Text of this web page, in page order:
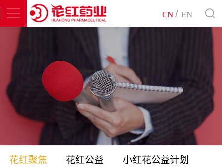
CN/ EN
花红聚焦 花红公益 小红花公益计划